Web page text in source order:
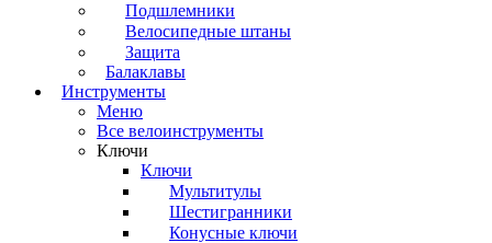
Подшлемники
Велосипедные штаны
Защита
Балаклавы
Инструменты
Меню
Все велоинструменты
Ключи
Ключи
Мультитулы
Шестигранники
Конусные ключи